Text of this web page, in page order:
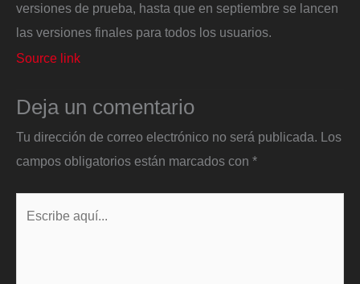
versiones de prueba, hasta que en septiembre se lancen
las versiones finales para todos los usuarios.
Source link
Deja un comentario
Tu dirección de correo electrónico no será publicada.
Los
campos obligatorios están marcados con *